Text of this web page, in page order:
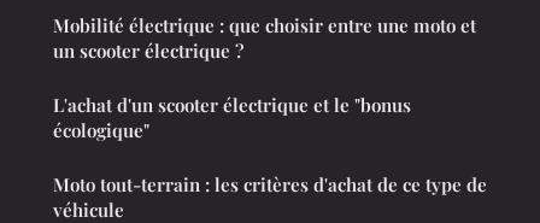
Mobilité électrique : que choisir entre une moto et
un scooter électrique ?
L'achat d'un scooter électrique et le "bonus
écologique"
Moto tout-terrain : les critères d'achat de ce type de
véhicule